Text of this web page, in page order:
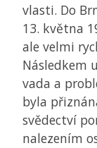
vlasti. Do
13. května
ale velmi
Následkem
vada a
byla
svědectví
nalezením